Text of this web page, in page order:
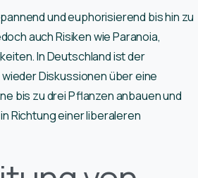
und euphorisierend bis hin zu
auch Risiken wie Paranoia,
In Deutschland ist der
Diskussionen über eine
bis zu drei Pflanzen anbauen und
Richtung einer liberaleren